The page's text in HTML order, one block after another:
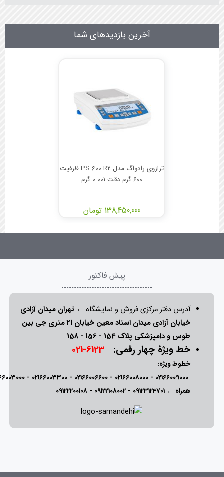
آخرین بازدیدهای شما
ترازوی رادواگ مدل PS 600.R2 ظرفیت
600 گرم دقت 0.001 گرم
138,450,000 تومان
پیش فاکتور
آدرس دفتر مرکزی فروش و نمایشگاه ← تهران میدان آزادی
خیابان آزادی میدان استاد معین خیابان ۲۱ متری جی بین
طوس و دامپزشکی پلاک 154 - 156 - 158
خط ویژۀ چهار رقمی:6123-021
خطوط ویژه:
02166009000
-
02166008000
-
02166006600
-
02166003300
-
همراه ← 09123124701
-
09122108002
-
09122200108